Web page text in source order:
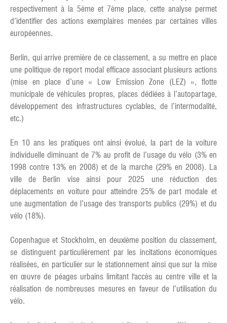
respectivement à la 5ème et 7ème place, cette analyse permet
d’identifier des actions exemplaires menées par certaines villes
européennes.
Berlin, qui arrive première de ce classement, a su mettre en place
une politique de report modal efficace associant plusieurs actions
(mise en place d’une « Low Emission Zone (LEZ) », flotte
municipale de véhicules propres, places dédiées à l’autopartage,
développement des infrastructures cyclables, de l’intermodalité,
etc.)
En 10 ans les pratiques ont ainsi évolué, la part de la voiture
individuelle diminuant de 7% au profit de l’usage du vélo (3% en
1998 contre 13% en 2008) et de la marche (29% en 2008). La
ville de Berlin vise ainsi pour 2025 une réduction des
déplacements en voiture pour atteindre 25% de part modale et
une augmentation de l’usage des transports publics (29%) et du
vélo (18%).
Copenhague et Stockholm, en deuxième position du classement,
se distinguent particulièrement par les incitations économiques
réalisées, en particulier sur le stationnement ainsi que sur la mise
en œuvre de péages urbains limitant l'accès au centre ville et la
réalisation de nombreuses mesures en faveur de l’utilisation du
vélo.